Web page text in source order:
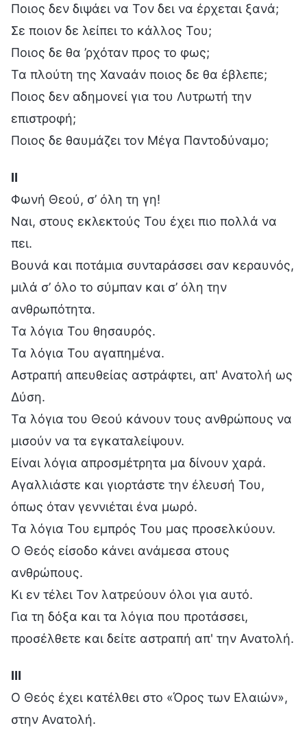
Ποιος δεν διψάει να Τον δει να έρχεται ξανά;
Σε ποιον δε λείπει το κάλλος Του;
Ποιος δε θα ’ρχόταν προς το φως;
Τα πλούτη της Χαναάν ποιος δε θα έβλεπε;
Ποιος δεν αδημονεί για του Λυτρωτή την
επιστροφή;
Ποιος δε θαυμάζει τον Μέγα Παντοδύναμο;
Ⅱ
Φωνή Θεού, σ’ όλη τη γη!
Ναι, στους εκλεκτούς Του έχει πιο πολλά να
πει.
Βουνά και ποτάμια συνταράσσει σαν κεραυνός,
μιλά σ’ όλο το σύμπαν και σ’ όλη την
ανθρωπότητα.
Τα λόγια Του θησαυρός.
Τα λόγια Του αγαπημένα.
Αστραπή απευθείας αστράφτει, απ' Ανατολή ως
Δύση.
Τα λόγια του Θεού κάνουν τους ανθρώπους να
μισούν να τα εγκαταλείψουν.
Είναι λόγια απροσμέτρητα μα δίνουν χαρά.
Αγαλλιάστε και γιορτάστε την έλευσή Του,
όπως όταν γεννιέται ένα μωρό.
Τα λόγια Του εμπρός Του μας προσελκύουν.
Ο Θεός είσοδο κάνει ανάμεσα στους
ανθρώπους.
Κι εν τέλει Τον λατρεύουν όλοι για αυτό.
Για τη δόξα και τα λόγια που προτάσσει,
προσέλθετε και δείτε αστραπή απ' την Ανατολή.
Ⅲ
Ο Θεός έχει κατέλθει στο «Όρος των Ελαιών»,
στην Ανατολή.